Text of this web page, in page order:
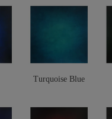
Turquoise Blue